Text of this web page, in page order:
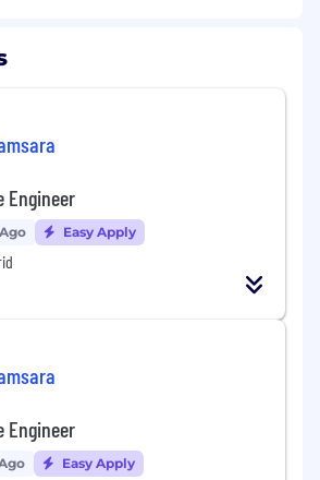
Easy Apply
Easy Apply